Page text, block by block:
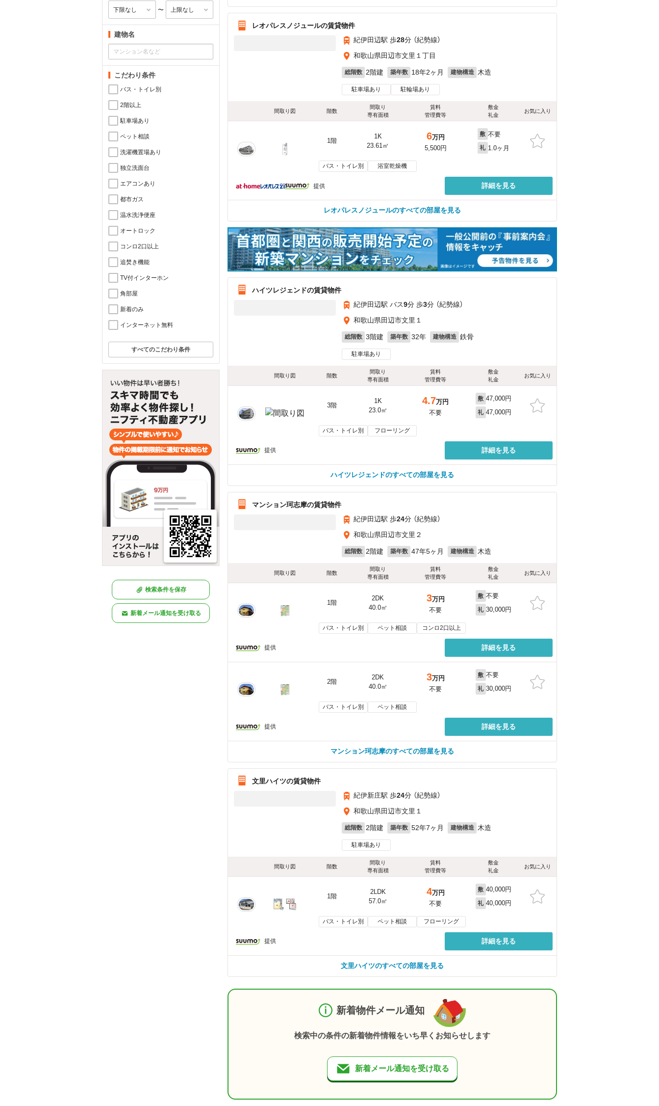
〜
建物名
こだわり条件
バス・トイレ別
2階以上
駐車場あり
ペット相談
洗濯機置場あり
独立洗面台
エアコンあり
都市ガス
温水洗浄便座
オートロック
コンロ2口以上
追焚き機能
TV付インターホン
角部屋
新着のみ
インターネット無料
すべてのこだわり条件
検索条件を保存
新着メール通知を受け取る
レオパレスノジュールの賃貸物件
紀伊田辺駅 歩28分 （紀勢線）
和歌山県田辺市文里１丁目
総階数 2階建 築年数 18年2ヶ月 建物構造 木造
駐車場あり 駐輪場あり
間取り図 階数
間取り
専有面積
賃料
管理費等
敷金
礼金
お気に入り
1階
1K
23.61㎡
6万円
5,500円
敷 不要
礼 1.0ヶ月
バス・トイレ別 浴室乾燥機
提供 詳細を見る
レオパレスノジュールのすべての部屋を見る
ハイツレジェンドの賃貸物件
紀伊田辺駅 バス9分 歩3分 （紀勢線）
和歌山県田辺市文里１
総階数 3階建 築年数 32年 建物構造 鉄骨
駐車場あり
間取り図 階数
間取り
専有面積
賃料
管理費等
敷金
礼金
お気に入り
3階
1K
23.0㎡
4.7万円
不要
敷 47,000円
礼 47,000円
バス・トイレ別 フローリング
提供 詳細を見る
ハイツレジェンドのすべての部屋を見る
マンション珂志摩の賃貸物件
紀伊田辺駅 歩24分 （紀勢線）
和歌山県田辺市文里２
総階数 2階建 築年数 47年5ヶ月 建物構造 木造
間取り図 階数
間取り
専有面積
賃料
管理費等
敷金
礼金
お気に入り
1階
2DK
40.0㎡
3万円
不要
敷 不要
礼 30,000円
バス・トイレ別 ペット相談 コンロ2口以上
提供 詳細を見る
2階
2DK
40.0㎡
3万円
不要
敷 不要
礼 30,000円
バス・トイレ別 ペット相談
提供 詳細を見る
マンション珂志摩のすべての部屋を見る
文里ハイツの賃貸物件
紀伊新庄駅 歩24分 （紀勢線）
和歌山県田辺市文里１
総階数 2階建 築年数 52年7ヶ月 建物構造 木造
駐車場あり
間取り図 階数
間取り
専有面積
賃料
管理費等
敷金
礼金
お気に入り
1階
2LDK
57.0㎡
4万円
不要
敷 40,000円
礼 40,000円
バス・トイレ別 ペット相談 フローリング
提供 詳細を見る
文里ハイツのすべての部屋を見る
新着物件メール通知
検索中の条件の新着物件情報をいち早くお知らせします
新着メール通知を受け取る